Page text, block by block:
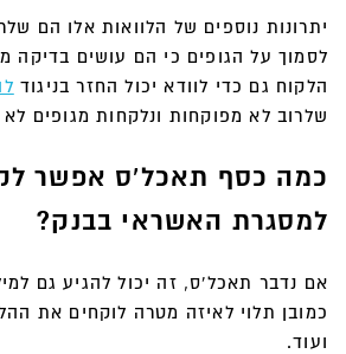
יתרונות נוספים של הלוואות אלו הם
לסמוך על הגופים כי הם עושים בדיקה
הלקוח גם כדי לוודא יכול החזר בניגוד
שלרוב לא מפוקחות ונלקחות מגופים
כמה כסף תאכל'ס אפשר
למסגרת האשראי בבנק?
אם נדבר תאכל'ס, זה יכול להגיע גם
כמובן תלוי לאיזה מטרה לוקחים את
ועוד.